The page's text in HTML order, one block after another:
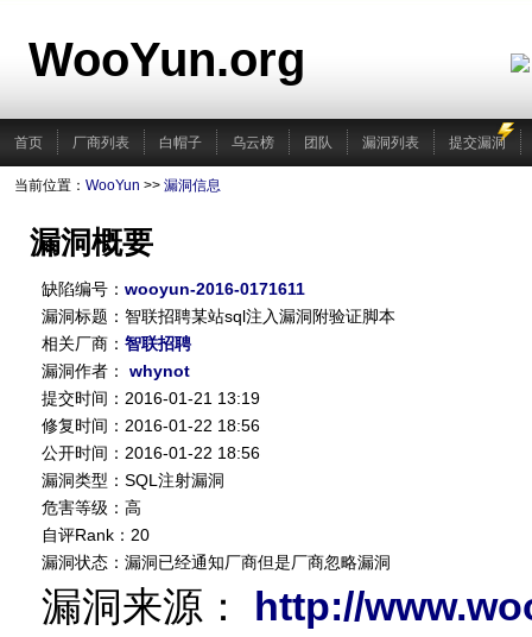
WooYun.org
首页 厂商列表 白帽子 乌云榜 团队 漏洞列表 提交漏洞
当前位置： WooYun >> 漏洞信息
漏洞概要
缺陷编号： wooyun-2016-0171611
漏洞标题：智联招聘某站sql注入漏洞附验证脚本
相关厂商： 智联招聘
漏洞作者： whynot
提交时间：2016-01-21 13:19
修复时间：2016-01-22 18:56
公开时间：2016-01-22 18:56
漏洞类型：SQL注射漏洞
危害等级：高
自评Rank：20
漏洞状态：漏洞已经通知厂商但是厂商忽略漏洞
漏洞来源： http://